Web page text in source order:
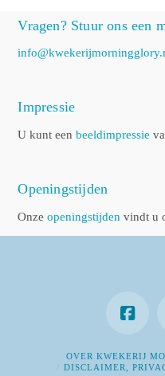
Vragen? Stuur ons een
Impressie
U kunt eenbeeldimpressie
Openingstijden
Onzeopeningstijden vindt u
OVER KWEKERIJ
DISCLAIMER,